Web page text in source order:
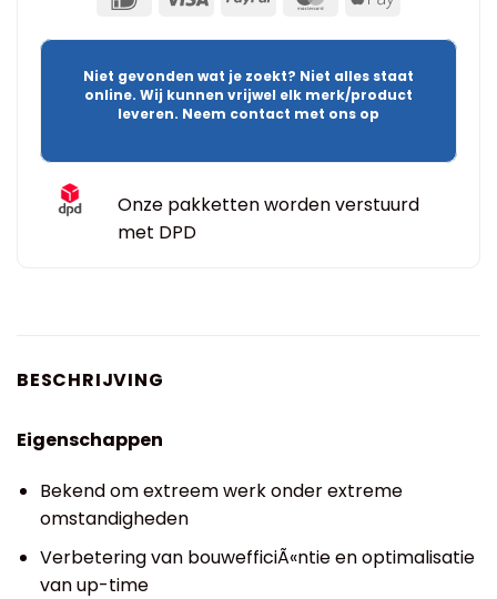
Niet gevonden wat je zoekt? Niet alles staat
online. Wij kunnen vrijwel elk merk/product
leveren. Neem contact met ons op
Onze pakketten worden verstuurd
met DPD
BESCHRIJVING
Eigenschappen
Bekend om extreem werk onder extreme
omstandigheden
Verbetering van bouwefficiÃ«ntie en optimalisatie
van up-time